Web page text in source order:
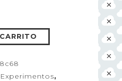
Experimentos,